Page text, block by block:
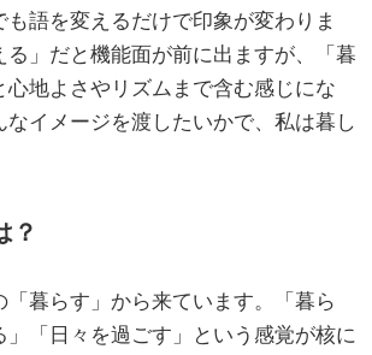
も語を変えるだけで印象が変わりま
る」だと機能面が前に出ますが、「暮
心地よさやリズムまで含む感じにな
なイメージを渡したいかで、私は暮し
？
「暮らす」から来ています。「暮ら
」「日々を過ごす」という感覚が核に